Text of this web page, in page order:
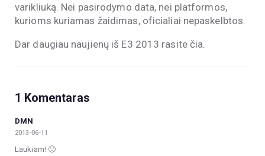
varikliuką. Nei pasirodymo data, nei platformos,
kurioms kuriamas žaidimas, oficialiai nepaskelbtos.
Dar daugiau naujienų iš E3 2013 rasite čia.
1 Komentaras
DMN
2013-06-11
Laukiam! 🙂